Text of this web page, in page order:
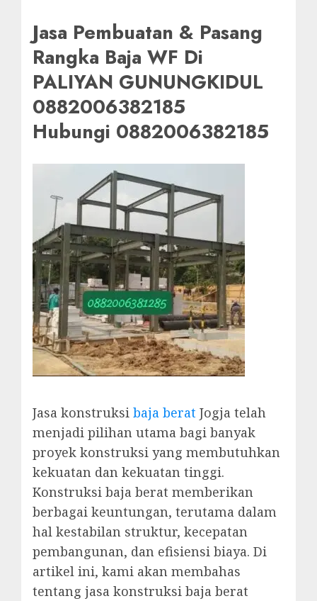
Jasa Pembuatan & Pasang
Rangka Baja WF Di
PALIYAN GUNUNGKIDUL
0882006382185
Hubungi 0882006382185
Jasa konstruksi baja berat Jogja telah
menjadi pilihan utama bagi banyak
proyek konstruksi yang membutuhkan
kekuatan dan kekuatan tinggi.
Konstruksi baja berat memberikan
berbagai keuntungan, terutama dalam
hal kestabilan struktur, kecepatan
pembangunan, dan efisiensi biaya. Di
artikel ini, kami akan membahas
tentang jasa konstruksi baja berat